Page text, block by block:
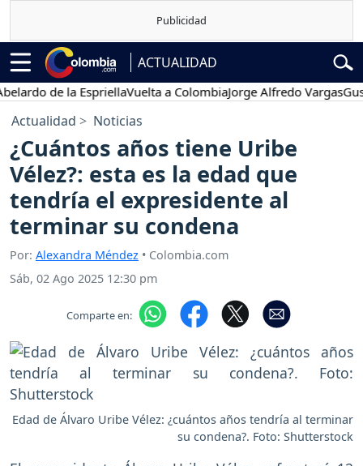
ACTUALIDAD
de la EspriellaVuelta a ColombiaJorge Alfredo VargasGustavo
Actualidad Noticias
¿Cuántos años tiene Uribe
Vélez?: esta es la edad que
tendría el expresidente al
terminar su condena
Por: Alexandra Méndez • Colombia.com
Sáb, 02 Ago 2025 12:30 pm
Comparte en:
Edad de Álvaro Uribe Vélez: ¿cuántos años tendría al terminar
su condena?. Foto: Shutterstock